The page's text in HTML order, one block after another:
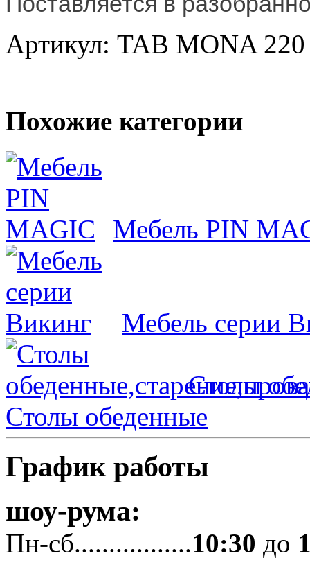
Артикул: TAB MONA 220
Похожие категории
Мебель PIN
Мебель серии
Столы
Столы обеденные
График работы
шоу-рума:
Пн-сб.................10:30 до